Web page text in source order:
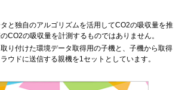
と独自のアルゴリズムを活用してCO2の吸収量を推
CO2の吸収量を計測するものではありません。
り付けた環境データ取得用の子機と、子機から取得
ウドに送信する親機を1セットとしています。